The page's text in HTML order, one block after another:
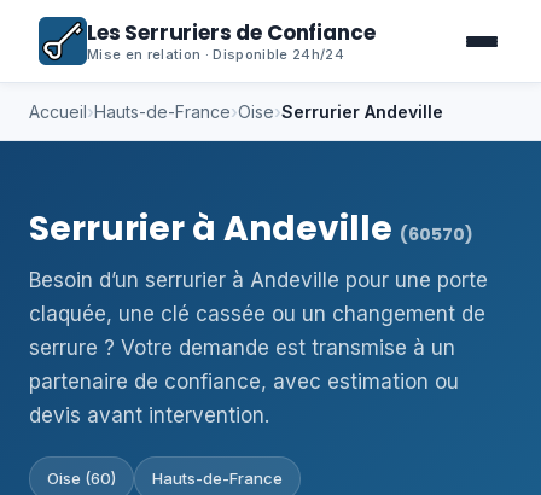
Les Serruriers de Confiance
Mise en relation · Disponible 24h/24
Accueil›Hauts-de-France›Oise›Serrurier Andeville
Serrurier à Andeville (60570)
Besoin d’un serrurier à Andeville pour une porte
claquée, une clé cassée ou un changement de
serrure ? Votre demande est transmise à un
partenaire de confiance, avec estimation ou
devis avant intervention.
Oise (60) Hauts-de-France